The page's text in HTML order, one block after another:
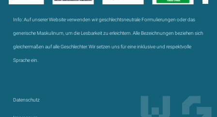
Info:Auf unserer Website verwenden wir geschlechtsneutrale Formulierungen oder das
generische Maskulinum, um die Lesbarkeit zu erleichtern. Alle Bezeichnungen beziehen sich
gleichermaßen auf alle Geschlechter. Wir setzen uns für eine inklusive und respektvolle
Sprache ein.
Datenschutz